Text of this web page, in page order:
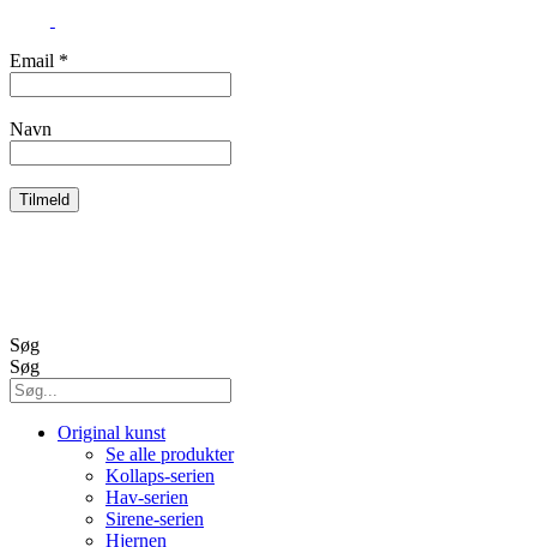
Email *
Navn
Søg
Søg
Original kunst
Se alle produkter
Kollaps-serien
Hav-serien
Sirene-serien
Hjernen